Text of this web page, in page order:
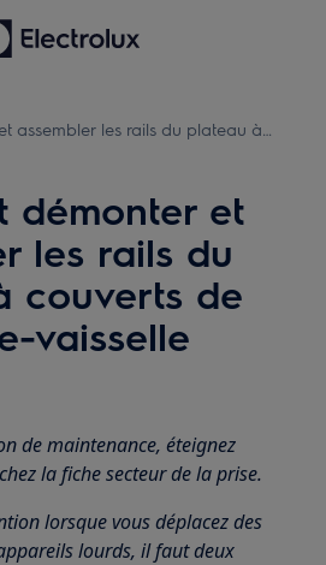
assembler les rails du plateau à
démonter et
les rails du
couverts de
vaisselle
de maintenance, éteignez
la fiche secteur de laprise.
lorsque vous déplacez des
lourds, il faut deux